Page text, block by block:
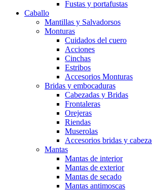
Fustas y portafustas
Caballo
Mantillas y Salvadorsos
Monturas
Cuidados del cuero
Acciones
Cinchas
Estribos
Accesorios Monturas
Bridas y embocaduras
Cabezadas y Bridas
Frontaleras
Orejeras
Riendas
Muserolas
Accesorios bridas y
Mantas
Mantas de interior
Mantas de exterior
Mantas de secado
Mantas antimoscas